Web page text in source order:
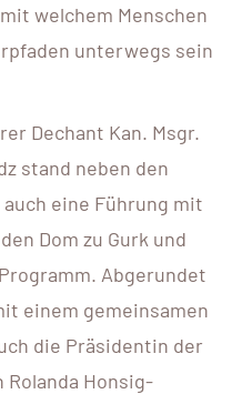
welchem Menschen
unterwegs sein
Dechant Kan. Msgr.
stand neben den
eine Führung mit
Dom zu Gurk und
Abgerundet
einem gemeinsamen
die Präsidentin der
Honsig-